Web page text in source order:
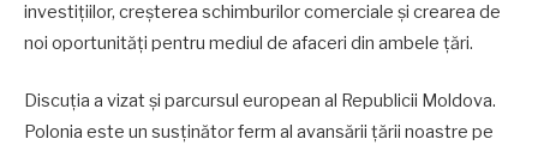
investițiilor, creșterea schimburilor comerciale și crearea de
noi oportunități pentru mediul de afaceri din ambele țări.
Discuția a vizat și parcursul european al Republicii Moldova.
Polonia este un susținător ferm al avansării țării noastre pe